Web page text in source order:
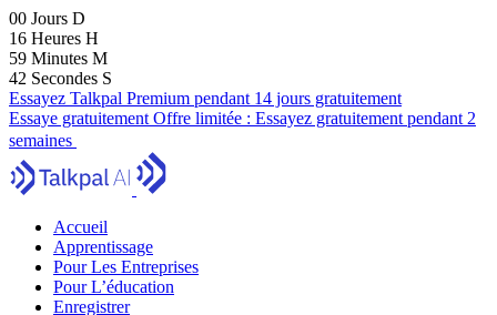
00 Jours D
16 Heures H
59 Minutes M
41 Secondes S
Essayez Talkpal Premium pendant 14 jours gratuitement
Essaye gratuitement Offre limitée : Essayez gratuitement pendant 2
semaines
Accueil
Apprentissage
Pour Les Entreprises
Pour L’éducation
Enregistrer